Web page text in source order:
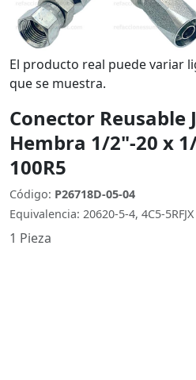
El producto real puede variar
que se muestra.
Conector Reusable
Hembra 1/2"-20 x
100R5
Código: P26718D-05-04
Equivalencia: 20620-5-4, 4C5-5RFJX
1 Pieza